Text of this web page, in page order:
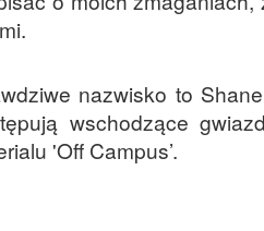
nazwisko to
wschodzące
'Off Campus’.